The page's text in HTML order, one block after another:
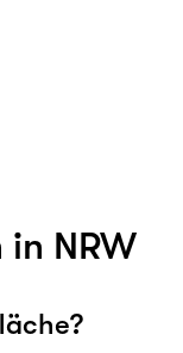
NRW